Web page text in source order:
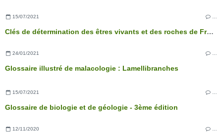
15/07/2021
Clés de détermination des êtres vivants et des roches de France - 3ème édition
24/01/2021
Glossaire illustré de malacologie : Lamellibranches
15/07/2021 …
Glossaire de biologie et de géologie - 3ème édition
12/11/2020